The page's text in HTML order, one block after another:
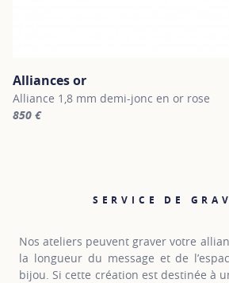
Alliances or
Alliance 1,8 mm demi-jonc en or rose
850 €
SERVICE DE
Nos ateliers peuvent graver votre
la longueur du message et de
bijou. Si cette création est destinée à